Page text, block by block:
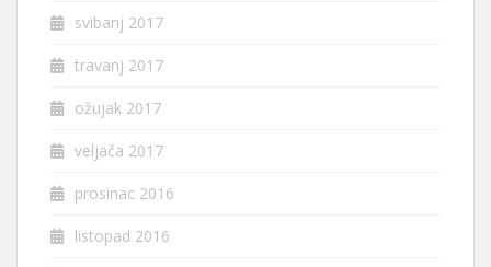
svibanj 2017
travanj 2017
ožujak 2017
veljača 2017
prosinac 2016
listopad 2016